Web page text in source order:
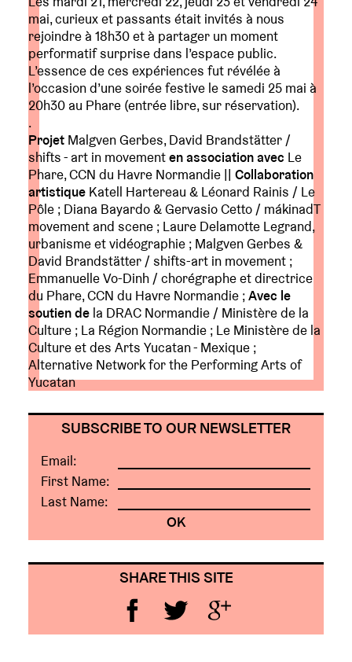
mai, curieux et passants était invités à nous
rejoindre à 18h30 et à partager un moment
performatif surprise dans l’espace public.
L’essence de ces expériences fut révélée à
l’occasion d’une soirée festive le samedi 25 mai à
20h30 au Phare (entrée libre, sur réservation).
.
Projet Malgven Gerbes, David Brandstätter /
shifts - art in movementen association avec Le
Phare, CCN du Havre Normandie ||Collaboration
artistique Katell Hartereau & Léonard Rainis / Le
Pôle ; Diana Bayardo & Gervasio Cetto / mákinadT
movement and scene ; Laure Delamotte Legrand,
urbanisme et vidéographie ; Malgven Gerbes &
David Brandstätter / shifts-art in movement ;
Emmanuelle Vo-Dinh / chorégraphe et directrice
du Phare, CCN du Havre Normandie ;Avec le
soutien de la DRAC Normandie / Ministère de la
Culture ; La Région Normandie ; Le Ministère de la
Culture et des Arts Yucatan - Mexique ;
Alternative Network for the Performing Arts of
Yucatan
SUBSCRIBE TO OUR NEWSLETTER
Email:
First Name:
Last Name:
SHARE THIS SITE